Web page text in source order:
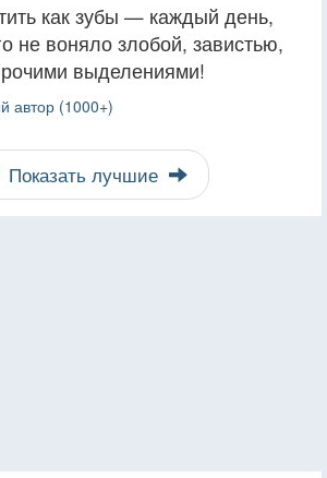
как зубы — каждый день,
не воняло злобой, завистью,
выделениями!
автор (1000+)
Показать лучшие